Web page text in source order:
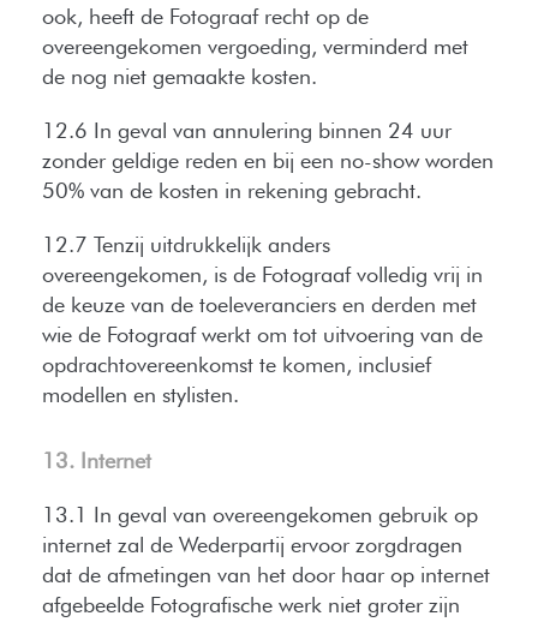
ook, heeft de Fotograaf recht op de
overeengekomen vergoeding, verminderd met
de nog niet gemaakte kosten.
12.6 In geval van annulering binnen 24 uur
zonder geldige reden en bij een no-show worden
50% van de kosten in rekening gebracht.
12.7 Tenzij uitdrukkelijk anders
overeengekomen, is de Fotograaf volledig vrij in
de keuze van de toeleveranciers en derden met
wie de Fotograaf werkt om tot uitvoering van de
opdrachtovereenkomst te komen, inclusief
modellen en stylisten.
13. Internet
13.1 In geval van overeengekomen gebruik op
internet zal de Wederpartij ervoor zorgdragen
dat de afmetingen van het door haar op internet
afgebeelde Fotografische werk niet groter zijn